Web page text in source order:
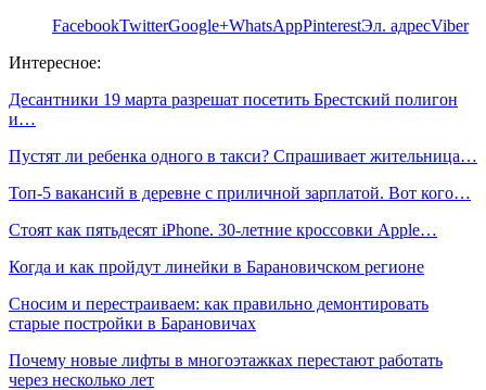
FacebookTwitterGoogle+WhatsAppPinterestЭл. адресViber
Интересное:
Десантники 19 марта разрешат посетить Брестский полигон
и…
Пустят ли ребенка одного в такси? Спрашивает жительница…
Топ-5 вакансий в деревне с приличной зарплатой. Вот кого…
Стоят как пятьдесят iPhone. 30-летние кроссовки Apple…
Когда и как пройдут линейки в Барановичском регионе
Сносим и перестраиваем: как правильно демонтировать
старые постройки в Барановичах
Почему новые лифты в многоэтажках перестают работать
через несколько лет